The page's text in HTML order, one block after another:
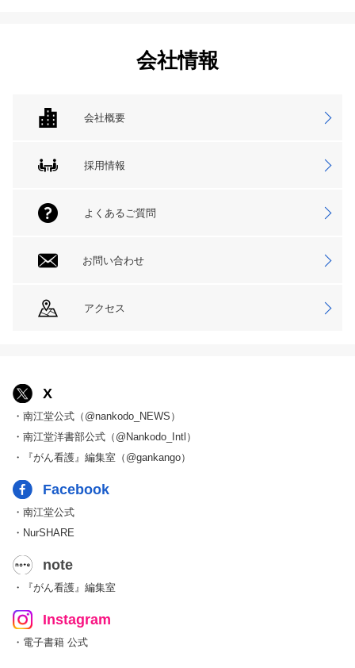
会社情報
会社概要
採用情報
よくあるご質問
お問い合わせ
アクセス
X
・南江堂公式（@nankodo_NEWS）
・南江堂洋書部公式（@Nankodo_Intl）
・『がん看護』編集室（@gankango）
Facebook
・南江堂公式
・NurSHARE
note
・『がん看護』編集室
Instagram
・電子書籍 公式